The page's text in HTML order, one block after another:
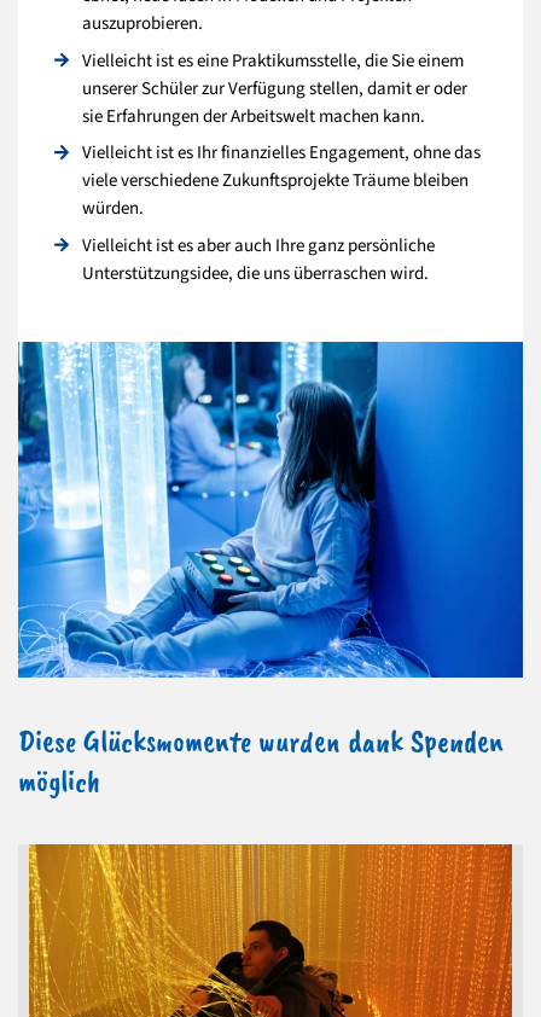
auszuprobieren.
Vielleicht ist es eine Praktikumsstelle, die Sie einem
unserer Schüler zur Verfügung stellen, damit er oder
sie Erfahrungen der Arbeitswelt machen kann.
Vielleicht ist es Ihr finanzielles Engagement, ohne das
viele verschiedene Zukunftsprojekte Träume bleiben
würden.
Vielleicht ist es aber auch Ihre ganz persönliche
Unterstützungsidee, die uns überraschen wird.
Diese Glücksmomente wurden dank Spenden
möglich